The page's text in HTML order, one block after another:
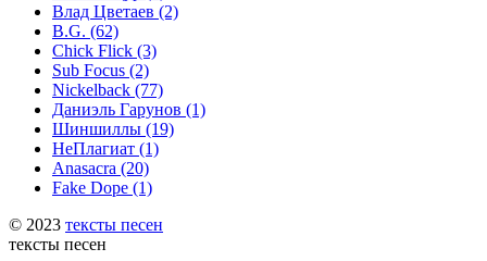
Влад Цветаев (2)
B.G. (62)
Chick Flick (3)
Sub Focus (2)
Nickelback (77)
Даниэль Гарунов (1)
Шиншиллы (19)
НеПлагиат (1)
Anasacra (20)
Fake Dope (1)
© 2023 тексты песен
тексты песен